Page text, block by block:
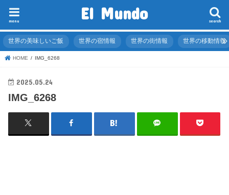
El Mundo search
menu
世界の美味しいご飯 世界の宿情報 世界の街情報 世界の移動情報
HOME IMG_6268
2025.05.24
IMG_6268